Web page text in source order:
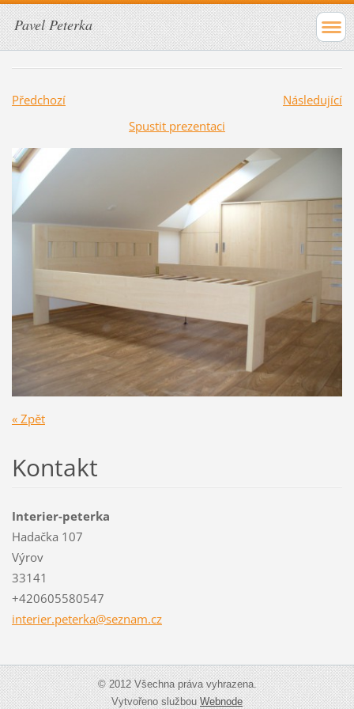
Pavel Peterka
Předchozí
Následující
Spustit prezentaci
« Zpět
Kontakt
Interier-peterka
Hadačka 107
Výrov
33141
+420605580547
interier.peterka@seznam.cz
© 2012 Všechna práva vyhrazena.
Vytvořeno službouWebnode